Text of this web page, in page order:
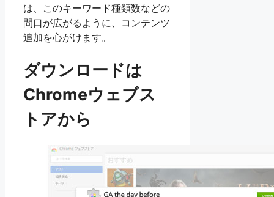
は、このキーワード種類数などの
間口が広がるように、コンテンツ
追加を心がけます。
ダウンロードは
Chromeウェブス
トアから